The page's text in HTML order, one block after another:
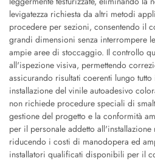
levigatezza richiesta da altri metodi
procedere per sezioni, consentendo il
grandi dimensioni senza interrompere
ampie aree di stoccaggio. Il controllo
all'ispezione visiva, permettendo
assicurando risultati coerenti lungo
installazione del vinile autoadesivo
non richiede procedure speciali di
gestione del progetto e la conformità
per il personale addetto
riducendo i costi di manodopera ed
installatori qualificati disponibili per il